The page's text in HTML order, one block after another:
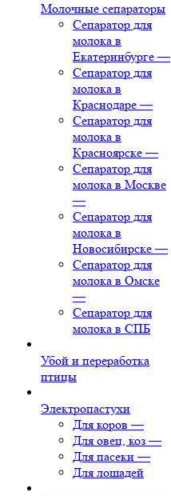
Молочные сепараторы
Сепаратор для
молока в
Екатеринбурге —
Сепаратор для
молока в
Краснодаре —
Сепаратор для
молока в
Красноярске —
Сепаратор для
молока в Москве
—
Сепаратор для
молока в
Новосибирске —
Сепаратор для
молока в Омске
—
Сепаратор для
молока в СПБ
Убой и переработка
птицы
Электропастухи
Для коров —
Для овец, коз —
Для пасеки —
Для лошадей